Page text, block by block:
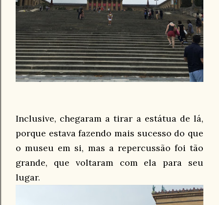
Inclusive, chegaram a tirar a estátua de lá,
porque estava fazendo mais sucesso do que
o museu em si, mas a repercussão foi tão
grande, que voltaram com ela para seu
lugar.